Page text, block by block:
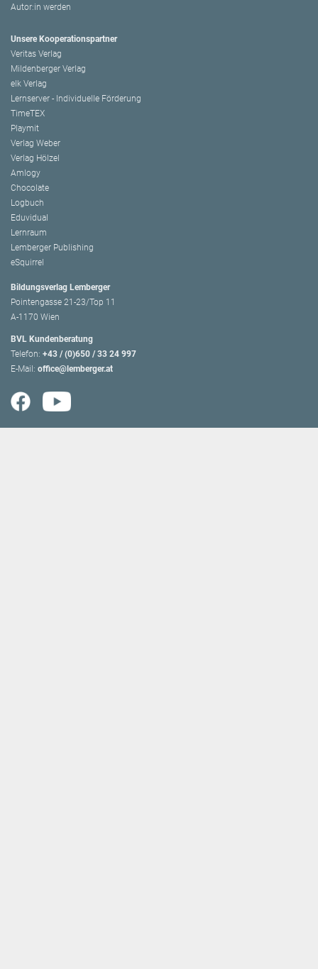
Autor:in werden
Unsere Kooperationspartner
Veritas Verlag
Mildenberger Verlag
elk Verlag
Lernserver - Individuelle Förderung
TimeTEX
Playmit
Verlag Weber
Verlag Hölzel
Amlogy
Chocolate
Logbuch
Eduvidual
Lernraum
Lemberger Publishing
eSquirrel
Bildungsverlag Lemberger
Pointengasse 21-23/Top 11
A-1170 Wien
BVL Kundenberatung
Telefon: +43 / (0)650 / 33 24 997
E-Mail: office@lemberger.at